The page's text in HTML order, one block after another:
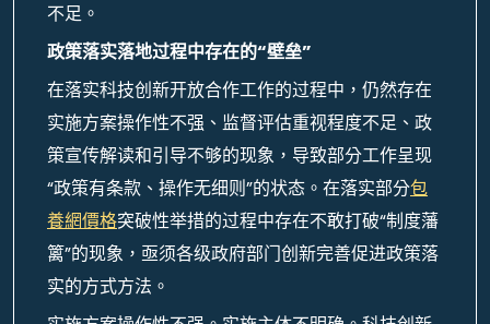
不足。
政策落实落地过程中存在的“壁垒”
在落实科技创新开放合作工作的过程中，仍然存在
实施方案操作性不强、监督评估重视程度不足、政
策宣传解读和引导不够的现象，导致部分工作呈现
“政策有条款、操作无细则”的状态。在落实部分包
養網價格突破性举措的过程中存在不敢打破“制度藩
篱”的现象，亟须各级政府部门创新完善促进政策落
实的方式方法。